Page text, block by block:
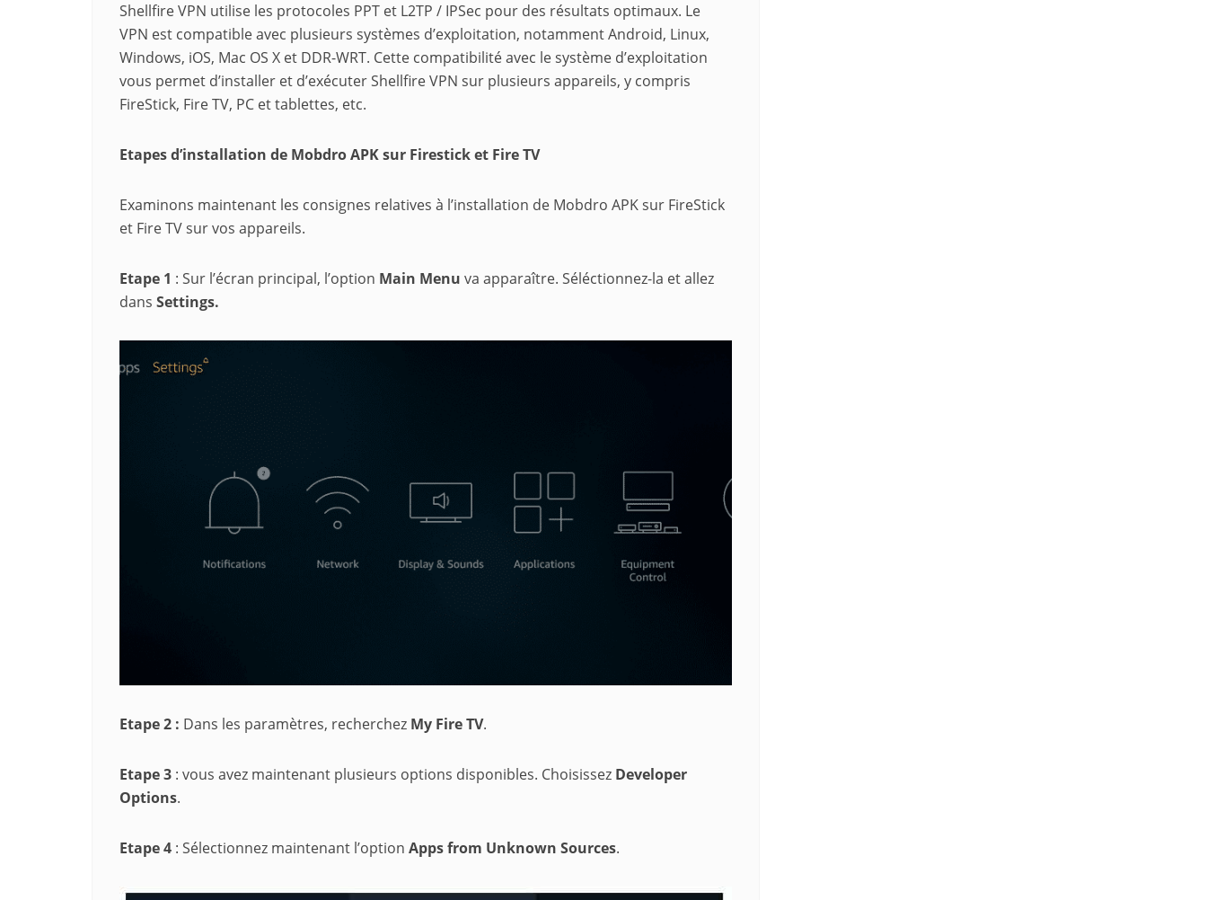
Shellfire VPN utilise les protocoles PPT et L2TP / IPSec pour des résultats optimaux. Le
VPN est compatible avec plusieurs systèmes d’exploitation, notamment Android, Linux,
Windows, iOS, Mac OS X et DDR-WRT. Cette compatibilité avec le système d’exploitation
vous permet d’installer et d’exécuter Shellfire VPN sur plusieurs appareils, y compris
FireStick, Fire TV, PC et tablettes, etc.
Etapes d’installation de Mobdro APK sur Firestick et Fire TV
Examinons maintenant les consignes relatives à l’installation de Mobdro APK sur FireStick
et Fire TV sur vos appareils.
Etape 1 : Sur l’écran principal, l’option Main Menu va apparaître. Séléctionnez-la et allez
dans Settings.
Etape 2 : Dans les paramètres, recherchez My Fire TV.
Etape 3 : vous avez maintenant plusieurs options disponibles. Choisissez Developer
Options.
Etape 4 : Sélectionnez maintenant l’option Apps from Unknown Sources.